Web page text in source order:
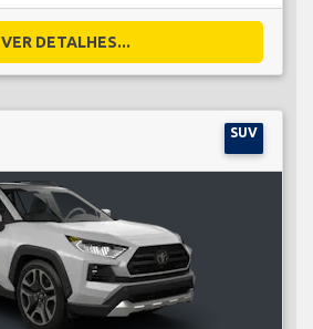
VER DETALHES...
SUV